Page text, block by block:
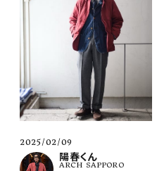
2025/02/09
陽春くん
ARCH SAPPORO